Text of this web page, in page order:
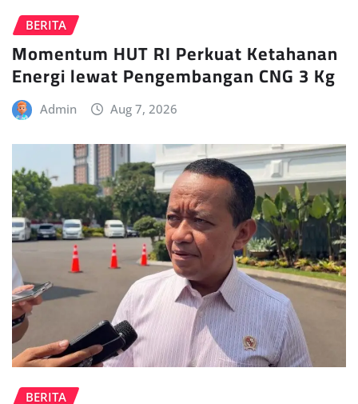
BERITA
Momentum HUT RI Perkuat Ketahanan
Energi lewat Pengembangan CNG 3 Kg
Admin Aug 7, 2026
BERITA